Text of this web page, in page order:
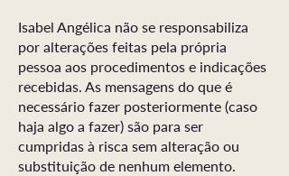
Isabel Angélica não se responsabiliza
por alterações feitas pela própria
pessoa aos procedimentos e indicações
recebidas. As mensagens do que é
necessário fazer posteriormente (caso
haja algo a fazer) são para ser
cumpridas à risca sem alteração ou
substituição de nenhum elemento.